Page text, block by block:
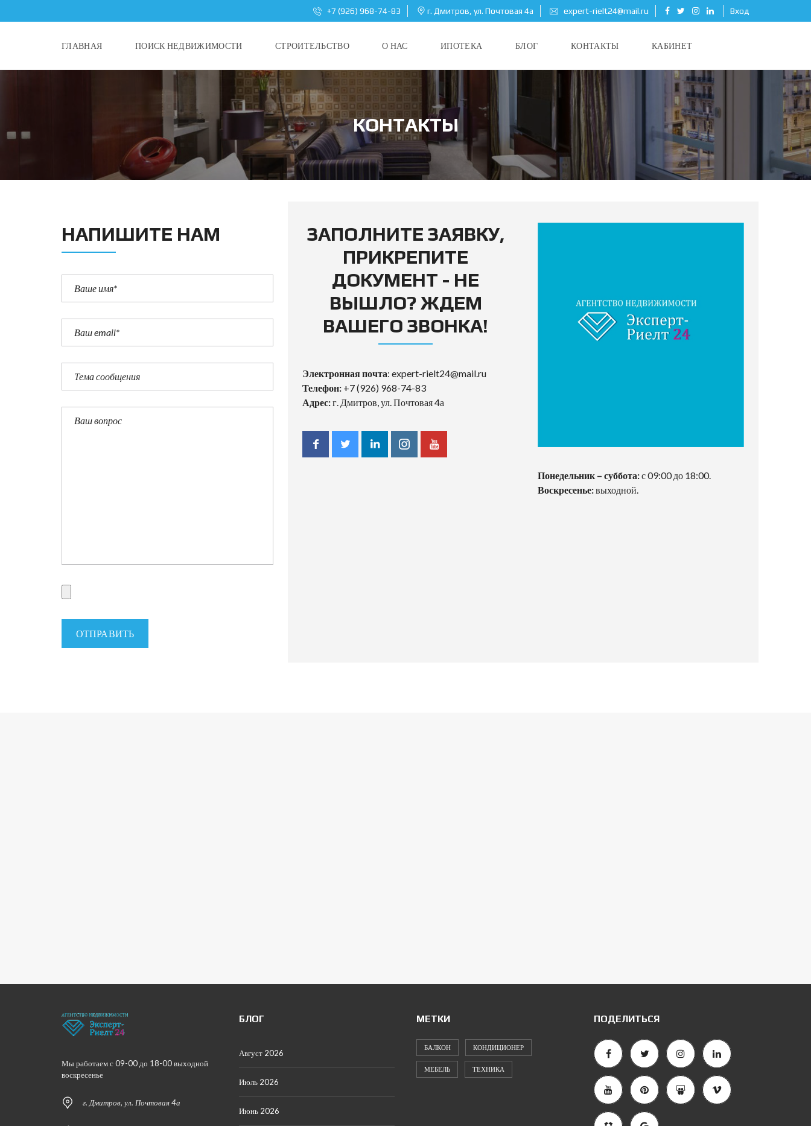
+7 (926) 968-74-83 г. Дмитров, ул. Почтовая 4а expert-rielt24@mail.ru Вход
ГЛАВНАЯ ПОИСК НЕДВИЖИМОСТИ СТРОИТЕЛЬСТВО О НАС ИПОТЕКА БЛОГ КОНТАКТЫ КАБИНЕТ
КОНТАКТЫ
НАПИШИТЕ НАМ
ЗАПОЛНИТЕ ЗАЯВКУ,
ПРИКРЕПИТЕ
ДОКУМЕНТ - НЕ
ВЫШЛО? ЖДЕМ
ВАШЕГО ЗВОНКА!
Электронная почта: expert-rielt24@mail.ru
Телефон: +7 (926) 968-74-83
Адрес:г. Дмитров, ул. Почтовая 4а
Понедельник – суббота:с 09:00 до 18:00.
Воскресенье:выходной.
Мы работаем с 09-00 до 18-00 выходной
воскресенье
г. Дмитров, ул. Почтовая 4а
БЛОГ
Август 2026
Июль 2026
Июнь 2026
МЕТКИ
БАЛКОН КОНДИЦИОНЕР
МЕБЕЛЬ ТЕХНИКА
ПОДЕЛИТЬСЯ